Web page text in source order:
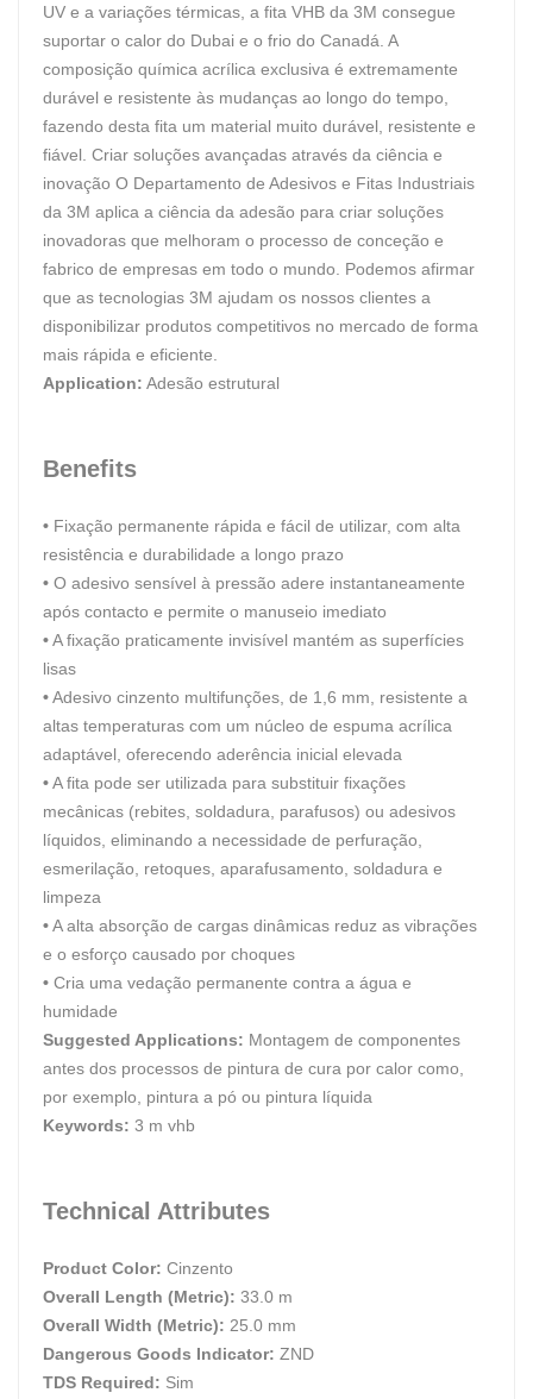
UV e a variações térmicas, a fita VHB da 3M consegue
suportar o calor do Dubai e o frio do Canadá. A
composição química acrílica exclusiva é extremamente
durável e resistente às mudanças ao longo do tempo,
fazendo desta fita um material muito durável, resistente e
fiável. Criar soluções avançadas através da ciência e
inovação O Departamento de Adesivos e Fitas Industriais
da 3M aplica a ciência da adesão para criar soluções
inovadoras que melhoram o processo de conceção e
fabrico de empresas em todo o mundo. Podemos afirmar
que as tecnologias 3M ajudam os nossos clientes a
disponibilizar produtos competitivos no mercado de forma
mais rápida e eficiente.
Application: Adesão estrutural
Benefits
• Fixação permanente rápida e fácil de utilizar, com alta
resistência e durabilidade a longo prazo
• O adesivo sensível à pressão adere instantaneamente
após contacto e permite o manuseio imediato
•A fixação praticamente invisível mantém as superfícies
lisas
•Adesivo cinzento multifunções, de 1,6 mm, resistente a
altas temperaturas com um núcleo de espuma acrílica
adaptável, oferecendo aderência inicial elevada
•A fita pode ser utilizada para substituir fixações
mecânicas (rebites, soldadura, parafusos) ou adesivos
líquidos, eliminando a necessidade de perfuração,
esmerilação, retoques, aparafusamento, soldadura e
limpeza
•A alta absorção de cargas dinâmicas reduz as vibrações
e o esforço causado por choques
• Cria uma vedação permanente contra a água e
humidade
Suggested Applications: Montagem de componentes
antes dos processos de pintura de cura por calor como,
por exemplo, pintura a pó ou pintura líquida
Keywords: 3 m vhb
Technical Attributes
Product Color: Cinzento
Overall Length (Metric): 33.0 m
Overall Width (Metric): 25.0 mm
Dangerous Goods Indicator: ZND
TDS Required: Sim